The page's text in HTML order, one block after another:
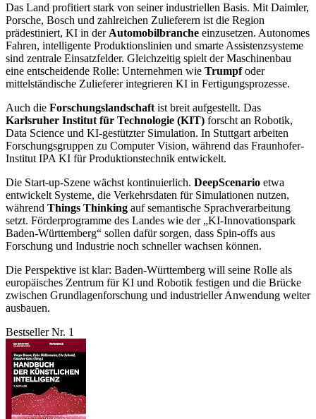
Das Land profitiert stark von seiner industriellen Basis. Mit Daimler,
Porsche, Bosch und zahlreichen Zulieferern ist die Region
prädestiniert, KI in der Automobilbranche einzusetzen. Autonomes
Fahren, intelligente Produktionslinien und smarte Assistenzsysteme
sind zentrale Einsatzfelder. Gleichzeitig spielt der Maschinenbau
eine entscheidende Rolle: Unternehmen wie Trumpfoder
mittelständische Zulieferer integrieren KI in Fertigungsprozesse.
Auch die Forschungslandschaft ist breit aufgestellt. Das
Karlsruher Institut für Technologie (KIT) forscht an Robotik,
Data Science und KI-gestützter Simulation. In Stuttgart arbeiten
Forschungsgruppen zu Computer Vision, während das Fraunhofer-
Institut IPA KI für Produktionstechnik entwickelt.
Die Start-up-Szene wächst kontinuierlich. DeepScenario etwa
entwickelt Systeme, die Verkehrsdaten für Simulationen nutzen,
während Things Thinking auf semantische Sprachverarbeitung
setzt. Förderprogramme des Landes wie der „KI-Innovationspark
Baden-Württemberg“ sollen dafür sorgen, dass Spin-offs aus
Forschung und Industrie noch schneller wachsen können.
Die Perspektive ist klar: Baden-Württemberg will seine Rolle als
europäisches Zentrum für KI und Robotik festigen und die Brücke
zwischen Grundlagenforschung und industrieller Anwendung weiter
ausbauen.
Bestseller Nr. 1